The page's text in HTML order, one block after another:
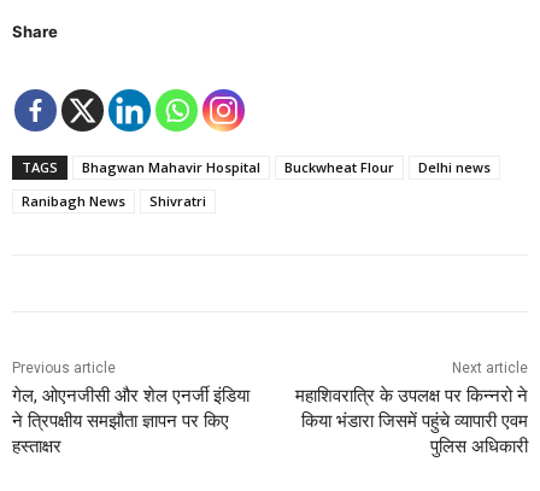
Share
TAGS Bhagwan Mahavir Hospital Buckwheat Flour
Delhi news
Ranibagh News
Shivratri
Previous article
गेल, ओएनजीसी और शेल एनर्जी इंडिया
ने त्रिपक्षीय समझौता ज्ञापन पर किए
हस्ताक्षर
Next article
महाशिवरात्रि के उपलक्ष पर किन्नरो ने
किया भंडारा जिसमें पहुंचे व्यापारी एवम
पुलिस अधिकारी